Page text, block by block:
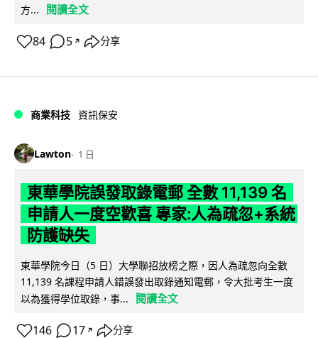
方...
閱讀全文
84 5 ↗ 分享
商業科技 資訊保安
Lawton 1 日
東華學院誤發取錄電郵 全數 11,139 名
申請人一度空歡喜 專家:人為疏忽+系統
防護缺失
東華學院今日（5 日）大學聯招放榜之際，因人為疏忽向全數
11,139 名課程申請人錯誤發出取錄通知電郵，令大批考生一度
以為獲得學位取錄，事...
閱讀全文
146 17 ↗ 分享